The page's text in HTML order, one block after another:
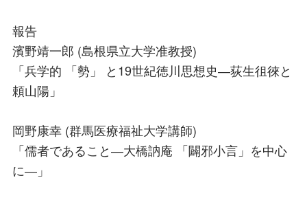
報告
濱野靖一郎 (島根県立大学准教授)
「兵学的 「勢」 と19世紀徳川思想史―荻生徂徠と
頼山陽」
岡野康幸 (群馬医療福祉大学講師)
「儒者であること―大橋訥庵 「闢邪小言」を中心
に―」